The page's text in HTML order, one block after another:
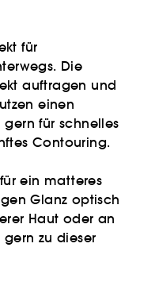
für
Die
auftragen und
einen
für schnelles
Contouring.
ein matteres
Glanz optisch
Haut oder an
zu dieser